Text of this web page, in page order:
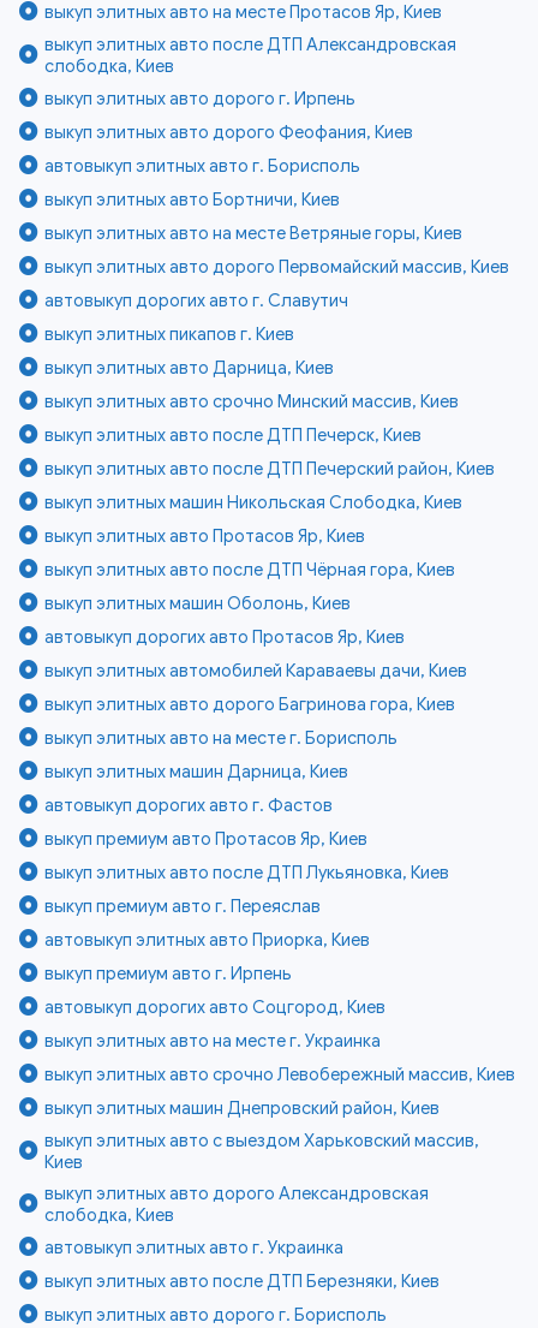
выкуп элитных авто на месте Протасов Яр, Киев
выкуп элитных авто после ДТП Александровская
слободка, Киев
выкуп элитных авто дорого г. Ирпень
выкуп элитных авто дорого Феофания, Киев
автовыкуп элитных авто г. Борисполь
выкуп элитных авто Бортничи, Киев
выкуп элитных авто на месте Ветряные горы, Киев
выкуп элитных авто дорого Первомайский массив, Киев
автовыкуп дорогих авто г. Славутич
выкуп элитных пикапов г. Киев
выкуп элитных авто Дарница, Киев
выкуп элитных авто срочно Минский массив, Киев
выкуп элитных авто после ДТП Печерск, Киев
выкуп элитных авто после ДТП Печерский район, Киев
выкуп элитных машин Никольская Слободка, Киев
выкуп элитных авто Протасов Яр, Киев
выкуп элитных авто после ДТП Чёрная гора, Киев
выкуп элитных машин Оболонь, Киев
автовыкуп дорогих авто Протасов Яр, Киев
выкуп элитных автомобилей Караваевы дачи, Киев
выкуп элитных авто дорого Багринова гора, Киев
выкуп элитных авто на месте г. Борисполь
выкуп элитных машин Дарница, Киев
автовыкуп дорогих авто г. Фастов
выкуп премиум авто Протасов Яр, Киев
выкуп элитных авто после ДТП Лукьяновка, Киев
выкуп премиум авто г. Переяслав
автовыкуп элитных авто Приорка, Киев
выкуп премиум авто г. Ирпень
автовыкуп дорогих авто Соцгород, Киев
выкуп элитных авто на месте г. Украинка
выкуп элитных авто срочно Левобережный массив, Киев
выкуп элитных машин Днепровский район, Киев
выкуп элитных авто с выездом Харьковский массив,
Киев
выкуп элитных авто дорого Александровская
слободка, Киев
автовыкуп элитных авто г. Украинка
выкуп элитных авто после ДТП Березняки, Киев
выкуп элитных авто дорого г. Борисполь